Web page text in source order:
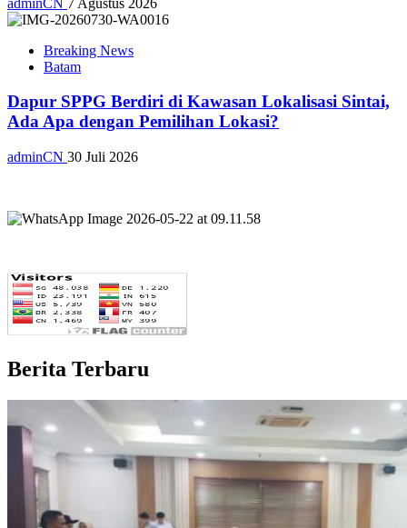
Breaking News
Batam
Dapur SPPG Berdiri di Kawasan Lokalisasi Sintai,
Ada Apa dengan Pemilihan Lokasi?
adminCN 30 Juli 2026
Berita Terbaru